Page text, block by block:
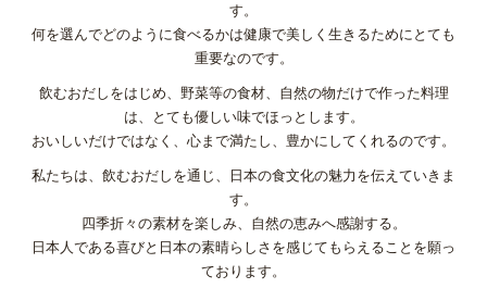
す。
何を選んでどのように食べるかは健康で美しく生きるためにとても
重要なのです。
飲むおだしをはじめ、野菜等の食材、自然の物だけで作った料理
は、とても優しい味でほっとします。
おいしいだけではなく、心まで満たし、豊かにしてくれるのです。
私たちは、飲むおだしを通じ、日本の食文化の魅力を伝えていきま
す。
四季折々の素材を楽しみ、自然の恵みへ感謝する。
日本人である喜びと日本の素晴らしさを感じてもらえることを願っ
ております。